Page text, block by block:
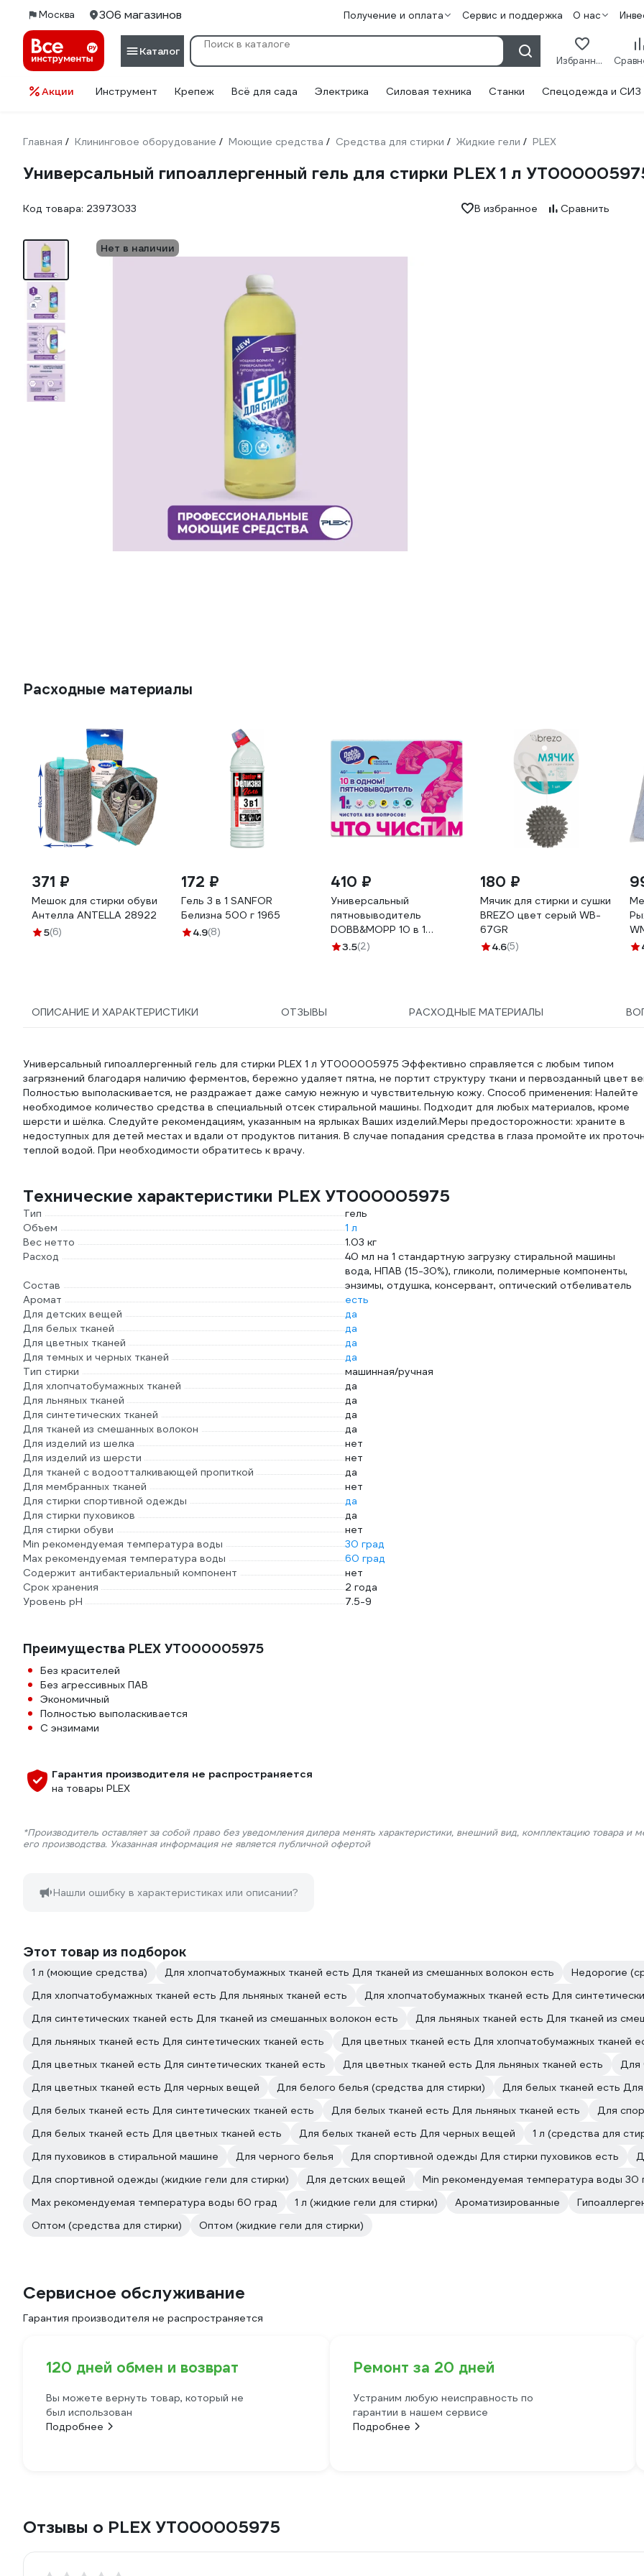
Москва 306 магазинов Получение и оплата Сервис и поддержка О нас
Каталог
Избранное
Акции Инструмент Крепеж Всё для сада Электрика Силовая техника Станки Спецодежда и СИЗ
Главная / Клининговое оборудование / Моющие средства / Средства для стирки / Жидкие гели / PLEX
Универсальный гипоаллергенный гель для стирки PLEX 1 л
Код товара: 23973033 В избранное Сравнить
Нет в наличии
Расходные материалы
371 ₽
Мешок для стирки обуви
Антелла ANTELLA 28922
5(6)
172 ₽
Гель 3 в 1 SANFOR
Белизна 500 г 1965
4.9(8)
410 ₽
Универсальный
пятновыводитель
DOBB&MOPP 10 в 1
3.11.01.100
3.5(2)
180 ₽
Мячик для стирки и сушки
BREZO цвет серый WB-
67GR
4.6(5)
ОПИСАНИЕ И ХАРАКТЕРИСТИКИ ОТЗЫВЫ РАСХОДНЫЕ МАТЕРИАЛЫ
Универсальный гипоаллергенный гель для стирки PLEX 1 л УТ000005975 Эффективно справляется с любым типом
загрязнений благодаря наличию ферментов, бережно удаляет пятна, не портит структуру ткани и первозданный цвет
Полностью выполаскивается, не раздражает даже самую нежную и чувствительную кожу. Способ применения: Налейте
необходимое количество средства в специальный отсек стиральной машины. Подходит для любых материалов, кроме
шерсти и шёлка. Следуйте рекомендациям, указанным на ярлыках Ваших изделий.Меры предосторожности: храните в
недоступных для детей местах и вдали от продуктов питания. В случае попадания средства в глаза промойте их
теплой водой. При необходимости обратитесь к врачу.
Технические характеристики PLEX УТ000005975
Тип
гель
Объем
1 л
Вес нетто
1.03 кг
Расход
40 мл на 1 стандартную загрузку стиральной машины
Состав
вода, НПАВ (15-30%), гликоли, полимерные компоненты,
энзимы, отдушка, консервант, оптический отбеливатель
Аромат
есть
Для детских вещей
да
Для белых тканей
да
Для цветных тканей
да
Для темных и черных тканей
да
Тип стирки
машинная/ручная
Для хлопчатобумажных тканей
да
Для льняных тканей
да
Для синтетических тканей
да
Для тканей из смешанных волокон
да
Для изделий из шелка
нет
Для изделий из шерсти
нет
Для тканей с водоотталкивающей пропиткой
да
Для мембранных тканей
нет
Для стирки спортивной одежды
да
Для стирки пуховиков
да
Для стирки обуви
нет
Min рекомендуемая температура воды
30 град
Мах рекомендуемая температура воды
60 град
Содержит антибактериальный компонент
нет
Срок хранения
2 года
Уровень рН
7.5-9
Преимущества PLEX УТ000005975
Без красителей
Без агрессивных ПАВ
Экономичный
Полностью выполаскивается
С энзимами
Гарантия производителя не распространяется
на товары PLEX
*Производитель оставляет за собой право без уведомления дилера менять характеристики, внешний вид, комплектацию товара и
его производства. Указанная информация не является публичной офертой
Нашли ошибку в характеристиках или описании?
Этот товар из подборок
1 л (моющие средства) Для хлопчатобумажных тканей есть Для тканей из смешанных волокон есть
Недорогие
Для хлопчатобумажных тканей есть Для льняных тканей есть
Для хлопчатобумажных тканей есть Для
Для синтетических тканей есть Для тканей из смешанных волокон есть
Для льняных тканей есть Для тканей из
Для льняных тканей есть Для синтетических тканей есть
Для цветных тканей есть Для хлопчатобумажных тканей
Для цветных тканей есть Для синтетических тканей есть
Для цветных тканей есть Для льняных тканей есть
Для
Для цветных тканей есть Для черных вещей
Для белого белья (средства для стирки)
Для белых тканей есть
Для белых тканей есть Для синтетических тканей есть
Для белых тканей есть Для льняных тканей есть
Для
Для белых тканей есть Для цветных тканей есть
Для белых тканей есть Для черных вещей
1 л (средства для
Для пуховиков в стиральной машине
Для черного белья Для спортивной одежды Для стирки пуховиков есть
Для спортивной одежды (жидкие гели для стирки)
Для детских вещей
Min рекомендуемая температура воды 30
Мах рекомендуемая температура воды 60 град
1 л (жидкие гели для стирки) Ароматизированные
Оптом (средства для стирки)
Оптом (жидкие гели для стирки)
Сервисное обслуживание
Гарантия производителя не распространяется
120 дней обмен и возврат
Вы можете вернуть товар, который не
был использован
Подробнее
Ремонт за 20 дней
Устраним любую неисправность по
гарантии в нашем сервисе
Подробнее
Отзывы о PLEX УТ000005975